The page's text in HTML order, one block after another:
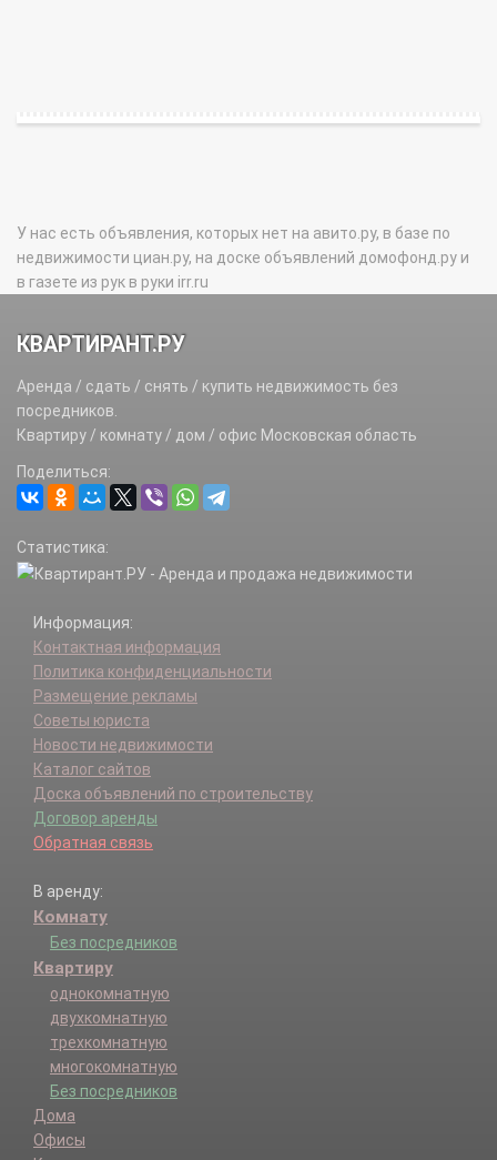
У нас есть объявления, которых нет на авито.ру, в базе по
недвижимости циан.ру, на доске объявлений домофонд.ру и
в газете из рук в руки irr.ru
КВАРТИРАНТ.РУ
Аренда / сдать / снять / купить недвижимость без
посредников.
Квартиру / комнату / дом / офис Московская область
Поделиться:
Статистика:
Информация:
Контактная информация
Политика конфиденциальности
Размещение рекламы
Советы юриста
Новости недвижимости
Каталог сайтов
Доска объявлений по строительству
Договор аренды
Обратная связь
В аренду:
Комнату
Без посредников
Квартиру
однокомнатную
двухкомнатную
трехкомнатную
многокомнатную
Без посредников
Дома
Офисы